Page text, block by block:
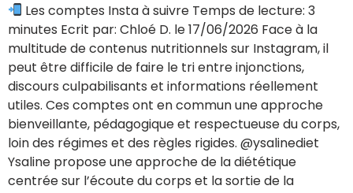
Les comptes Insta à suivre Temps de lecture: 3
minutes Ecrit par: Chloé D. le 17/06/2026 Face à la
multitude de contenus nutritionnels sur Instagram, il
peut être difficile de faire le tri entre injonctions,
discours culpabilisants et informations réellement
utiles. Ces comptes ont en commun une approche
bienveillante, pédagogique et respectueuse du corps,
loin des régimes et des règles rigides. @ysalinediet
Ysaline propose une approche de la diététique
centrée sur l’écoute du corps et la sortie de la